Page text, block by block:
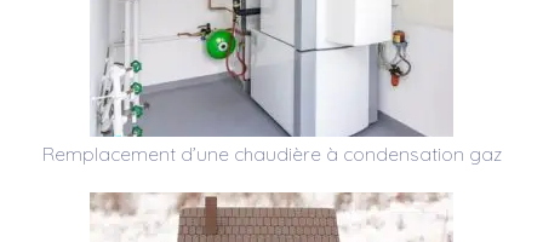
Remplacement d’une chaudière à condensation gaz